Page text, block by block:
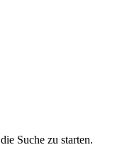
Suche zu starten.